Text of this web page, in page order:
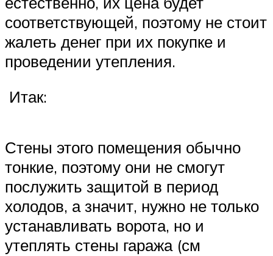
соответствующей, поэтому не стоит
жалеть денег при их покупке и
проведении утепления.
Итак:
Стены этого помещения обычно
тонкие, поэтому они не смогут
послужить защитой в период
холодов, а значит, нужно не только
устанавливать ворота, но и
утеплять стены гаража (см